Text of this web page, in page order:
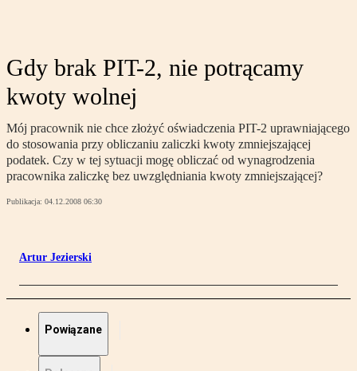
Gdy brak PIT-2, nie potrącamy
kwoty wolnej
Mój pracownik nie chce złożyć oświadczenia PIT-2 uprawniającego
do stosowania przy obliczaniu zaliczki kwoty zmniejszającej
podatek. Czy w tej sytuacji mogę obliczać od wynagrodzenia
pracownika zaliczkę bez uwzględniania kwoty zmniejszającej?
Publikacja: 04.12.2008 06:30
Artur Jezierski
Powiązane